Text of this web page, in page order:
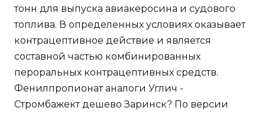
тонн для выпуска авиакеросина и судового
топлива. В определенных условиях оказывает
контрацептивное действие и является
составной частью комбинированных
пероральных контрацептивных средств.
Фенилпропионат аналоги Углич -
Стромбажект дешево Заринск? По версии